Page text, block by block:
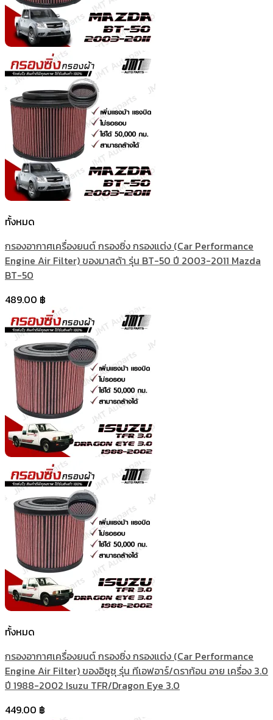
ทั้งหมด
กรองอากาศเครื่องยนต์ กรองซิ่ง กรองแต่ง (Car Performance
Engine Air Filter) ของมาสด้า รุ่น BT-50 ปี 2003-2011 Mazda
BT-50
489.00 ฿
ทั้งหมด
กรองอากาศเครื่องยนต์ กรองซิ่ง กรองแต่ง (Car Performance
Engine Air Filter) ของอิซูซุ รุ่น ทีเอฟอาร์/ดราก้อน อาย เครื่อง 3.0
ปี 1988-2002 Isuzu TFR/Dragon Eye 3.0
449.00 ฿